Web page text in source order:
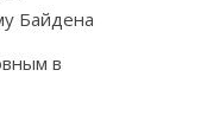
Байдена
в